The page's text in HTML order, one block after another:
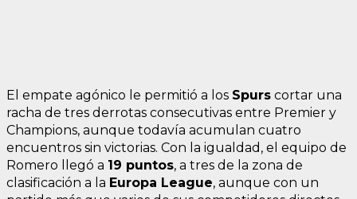
El empate agónico le permitió a los Spurs cortar una
racha de tres derrotas consecutivas entre Premier y
Champions, aunque todavía acumulan cuatro
encuentros sin victorias. Con la igualdad, el equipo de
Romero llegó a 19 puntos, a tres de la zona de
clasificación a la Europa League, aunque con un